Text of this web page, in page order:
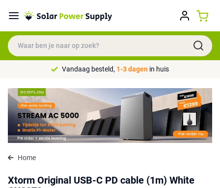
Vandaag besteld, 1-3 dagen in huis
Home
Xtorm Original USB-C PD cable (1m) White